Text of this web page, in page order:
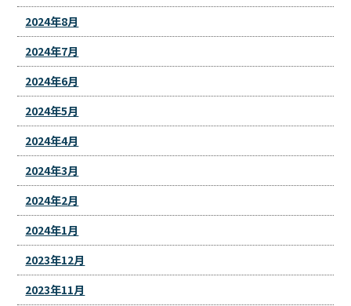
2024年8月
2024年7月
2024年6月
2024年5月
2024年4月
2024年3月
2024年2月
2024年1月
2023年12月
2023年11月